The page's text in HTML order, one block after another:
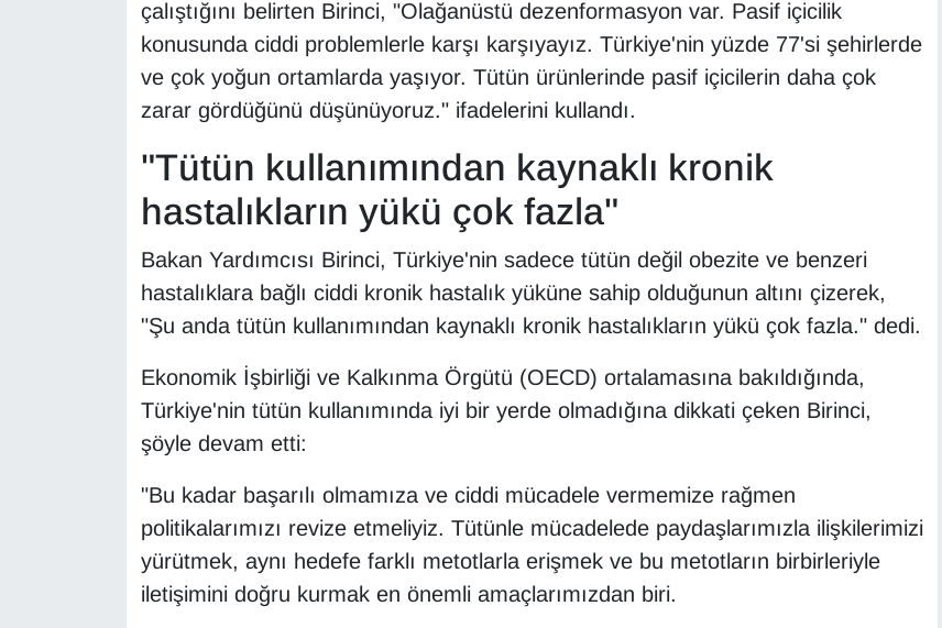
çalıştığını belirten Birinci, "Olağanüstü dezenformasyon var. Pasif içicilik
konusunda ciddi problemlerle karşı karşıyayız. Türkiye'nin yüzde 77'si şehirlerde
ve çok yoğun ortamlarda yaşıyor. Tütün ürünlerinde pasif içicilerin daha çok
zarar gördüğünü düşünüyoruz." ifadelerini kullandı.
"Tütün kullanımından kaynaklı kronik
hastalıkların yükü çok fazla"
Bakan Yardımcısı Birinci, Türkiye'nin sadece tütün değil obezite ve benzeri
hastalıklara bağlı ciddi kronik hastalık yüküne sahip olduğunun altını çizerek,
"Şu anda tütün kullanımından kaynaklı kronik hastalıkların yükü çok fazla." dedi.
Ekonomik İşbirliği ve Kalkınma Örgütü (OECD) ortalamasına bakıldığında,
Türkiye'nin tütün kullanımında iyi bir yerde olmadığına dikkati çeken Birinci,
şöyle devam etti:
"Bu kadar başarılı olmamıza ve ciddi mücadele vermemize rağmen
politikalarımızı revize etmeliyiz. Tütünle mücadelede paydaşlarımızla ilişkilerimizi
yürütmek, aynı hedefe farklı metotlarla erişmek ve bu metotların birbirleriyle
iletişimini doğru kurmak en önemli amaçlarımızdan biri.
Resmi İlanlar
RÖPORTAJ
TEKNOLOJİ
VAN'DA SPOR